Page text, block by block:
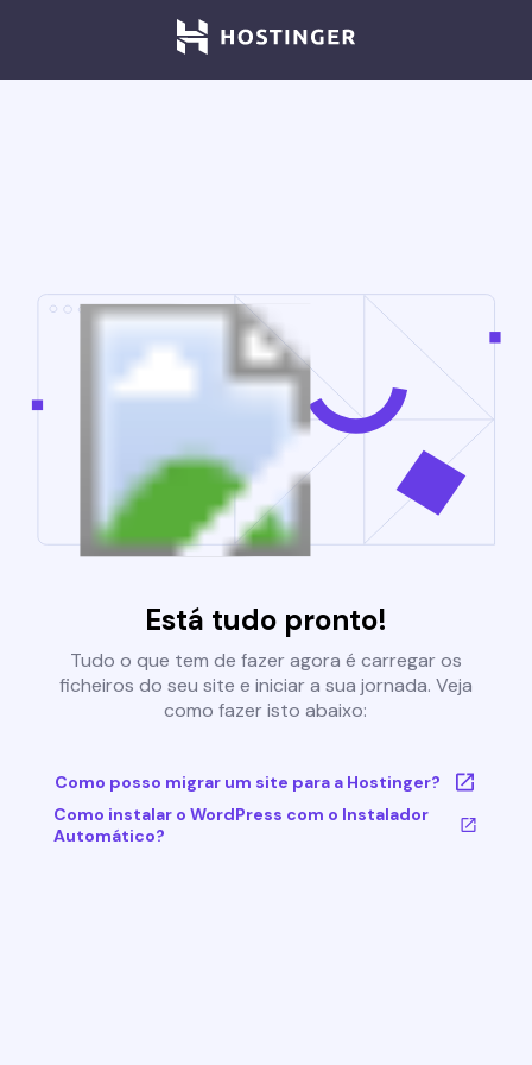
Está tudo pronto!
Tudo o que tem de fazer agora é carregar os
ficheiros do seu site e iniciar a sua jornada. Veja
como fazer isto abaixo:
Como posso migrar um site para a Hostinger?
Como instalar o WordPress com o Instalador
Automático?